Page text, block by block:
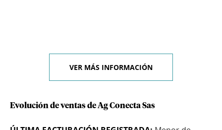
VER MÁS INFORMACIÓN
Evolución de ventas de Ag Conecta Sas